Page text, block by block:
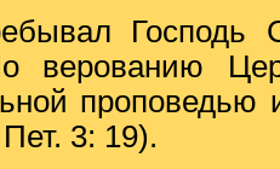
верованию
3: 19).